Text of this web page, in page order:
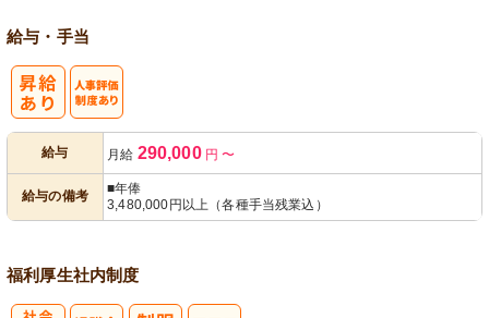
給与・手当
給与 月給 290,000円〜
給与の備考
■年俸
3,480,000円以上（各種手当残業込）
福利厚生社内制度